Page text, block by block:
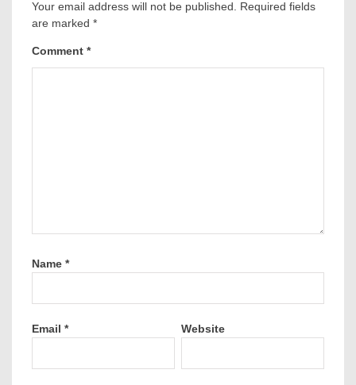
Your email address will not be published. Required fields
are marked *
Comment *
Name *
Email * Website